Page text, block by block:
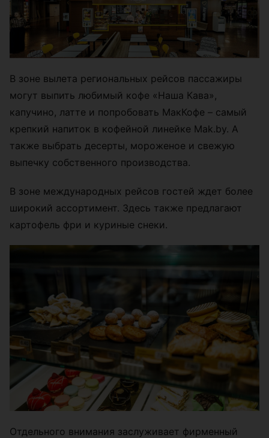
В зоне вылета региональных рейсов пассажиры
могут выпить любимый кофе «Наша Кава»,
капучино, латте и попробовать МакКофе – самый
крепкий напиток в кофейной линейке Mak.by. А
также выбрать десерты, мороженое и свежую
выпечку собственного производства.
В зоне международных рейсов гостей ждет более
широкий ассортимент. Здесь также предлагают
картофель фри и куриные снеки.
Отдельного внимания заслуживает фирменный